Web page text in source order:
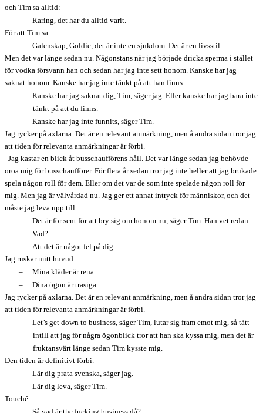
och Tim sa alltid:
–
Raring, det har du alltid varit.
För att Tim sa:
–
Galenskap, Goldie, det är inte en sjukdom. Det är en livsstil.
Men det var länge sedan nu. Någonstans när jag började dricka sperma i stället
för vodka försvann han och sedan har jag inte sett honom. Kanske har jag
saknat honom. Kanske har jag inte tänkt på att han finns.
–
Kanske har jag saknat dig, Tim, säger jag. Eller kanske har jag bara inte
tänkt på att du finns.
–
Kanske har jag inte funnits, säger Tim.
Jag rycker på axlarna. Det är en relevant anmärkning, men å andra sidan tror jag
att tiden för relevanta anmärkningar är förbi.
Jag kastar en blick åt busschaufförens håll. Det var länge sedan jag behövde
oroa mig för busschaufförer. För flera år sedan tror jag inte heller att jag brukade
spela någon roll för dem. Eller om det var de som inte spelade någon roll för
mig. Men jag är välvårdad nu. Jag ger ett annat intryck för människor, och det
måste jag leva upp till.
–
Det är för sent för att bry sig om honom nu, säger Tim. Han vet redan.
–
Vad?
–
Att det är något fel på dig
Jag ruskar mitt huvud.
–
Mina kläder är rena.
–
Dina ögon är trasiga.
Jag rycker på axlarna. Det är en relevant anmärkning, men å andra sidan tror jag
att tiden för relevanta anmärkningar är förbi.
–
Let’s get down to business, säger Tim, lutar sig fram emot mig, så tätt
intill att jag för några ögonblick tror att han ska kyssa mig, men det är
fruktansvärt länge sedan Tim kysste mig.
Den tiden är definitivt förbi.
–
Lär dig prata svenska, säger jag.
–
Lär dig leva, säger Tim.
Touché.